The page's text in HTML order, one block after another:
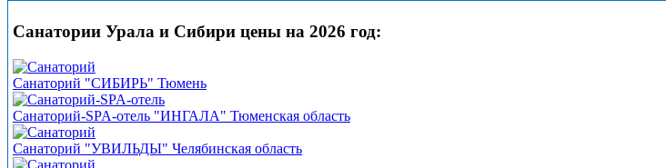
Санатории Урала и Сибири цены на 2026 год:
Санаторий "СИБИРЬ" Тюмень
Санаторий-SPA-отель "ИНГАЛА" Тюменская область
Санаторий "УВИЛЬДЫ" Челябинская область